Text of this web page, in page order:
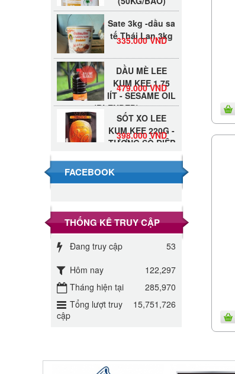
Sate 3kg -dầu sa
tế Thái Lan 3kg
335.000 VND
DẦU MÈ LEE
KUM KEE 1.75
lÍT - SESAME OIL
(BLENDED)
479.000 VND
SỐT XO LEE
KUM KEE 220G -
TƯƠNG SÒ ĐIỆP
398.000 VND
Đường Thốt Nốt
1kg
40.000 VND
Long An 500g
345.000 VND
Đường phèn
Long An bao
295.000 VND
Đường mía thiên
nhiên Biên Hòa
CÔ BA BIÊN
FACEBOOK
THỐNG KÊ TRUY CẬP
Đang truy cập
53
Hôm nay
122,297
Tháng hiện tại
285,970
Tổng lượt truy
cập
15,751,726